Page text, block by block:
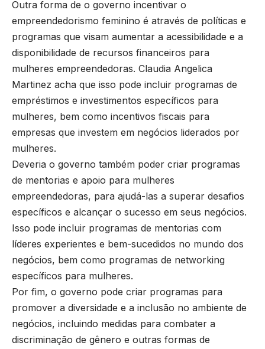
Outra forma de o governo incentivar o
empreendedorismo feminino é através de políticas e
programas que visam aumentar a acessibilidade e a
disponibilidade de recursos financeiros para
mulheres empreendedoras. Claudia Angelica
Martinez acha que isso pode incluir programas de
empréstimos e investimentos específicos para
mulheres, bem como incentivos fiscais para
empresas que investem em negócios liderados por
mulheres.
Deveria o governo também poder criar programas
de mentorias e apoio para mulheres
empreendedoras, para ajudá-las a superar desafios
específicos e alcançar o sucesso em seus negócios.
Isso pode incluir programas de mentorias com
líderes experientes e bem-sucedidos no mundo dos
negócios, bem como programas de networking
específicos para mulheres.
Por fim, o governo pode criar programas para
promover a diversidade e a inclusão no ambiente de
negócios, incluindo medidas para combater a
discriminação de gênero e outras formas de